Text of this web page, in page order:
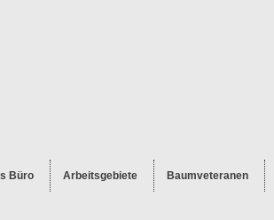
Büro Arbeitsgebiete Baumveteranen